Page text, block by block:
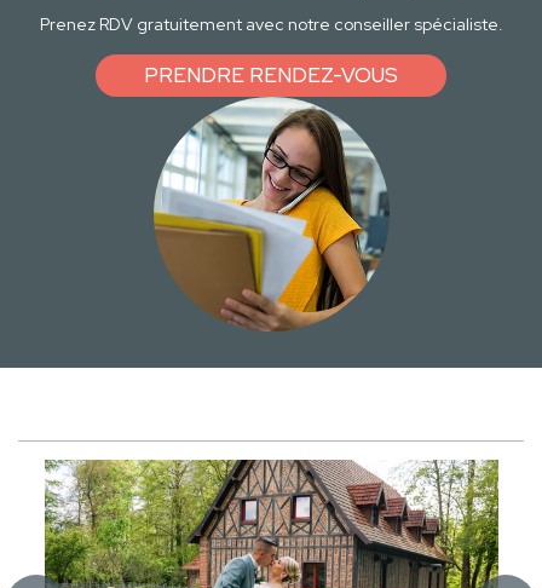
Prenez RDV gratuitement avec notre conseiller spécialiste.
PRENDRE RENDEZ-VOUS